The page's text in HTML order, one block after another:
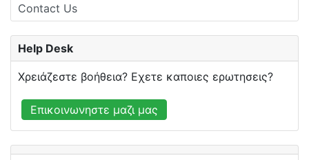
Contact Us
Help Desk
Χρειάζεστε βοήθεια? Εχετε καποιες ερωτησεις?
Επικοινωνηστε μαζι μας